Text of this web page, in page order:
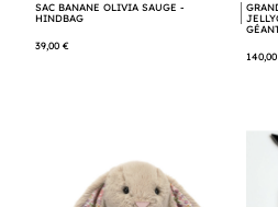
SAC BANANE OLIVIA SAUGE -
HINDBAG
39,00 €